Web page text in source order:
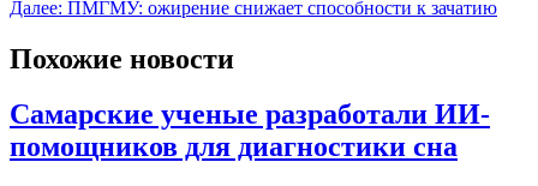
Далее: ПМГМУ: ожирение снижает способности к зачатию
Похожие новости
Самарские ученые разработали ИИ-
помощников для диагностики сна